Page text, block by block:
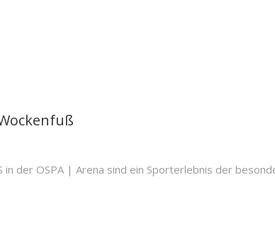
in der OSPA | Arena sind ein Sporterlebnis der